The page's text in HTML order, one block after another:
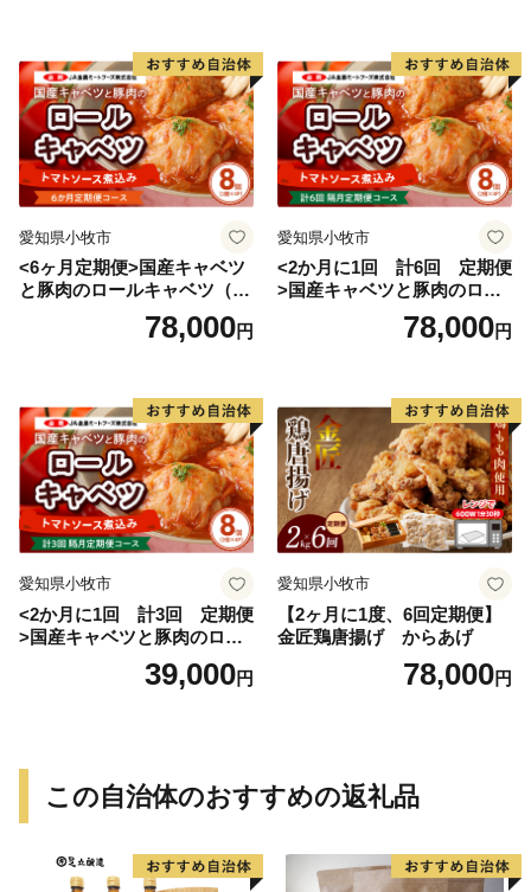
愛知県小牧市
<6ヶ月定期便>国産キャベツ
と豚肉のロールキャベツ（4P
78,000円
愛知県小牧市
<2か月に1回 計6回 定期便
>国産キャベツと豚肉のロー
ルキャベツ（4P入り）
78,000円
愛知県小牧市
<2か月に1回 計3回 定期便
>国産キャベツと豚肉のロー
ルキャベツ（4P入り）
39,000円
愛知県小牧市
【2ヶ月に1度、6回定期便】
金匠鶏唐揚げ からあげ
78,000円
この自治体のおすすめの返礼品